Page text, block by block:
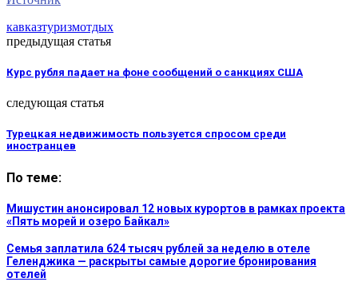
кавказтуризмотдых
предыдущая статья
Курс рубля падает на фоне сообщений о санкциях США
следующая статья
Турецкая недвижимость пользуется спросом среди
иностранцев
По теме:
Мишустин анонсировал 12 новых курортов в рамках проекта
«Пять морей и озеро Байкал»
Семья заплатила 624 тысяч рублей за неделю в отеле
Геленджика — раскрыты самые дорогие бронирования
отелей